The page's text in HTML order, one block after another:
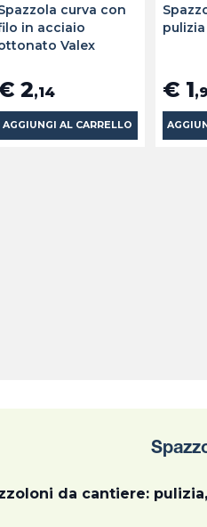
curva con
in acciaio
Valex
2,14
AGGIUNGI AL CARRELLO
€ 1
da cantiere: